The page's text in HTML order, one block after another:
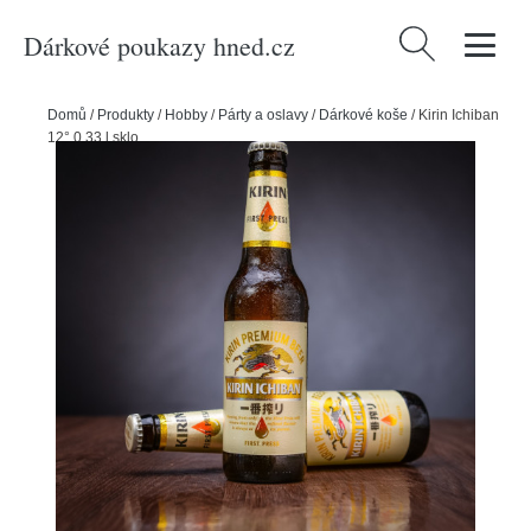
Dárkové poukazy hned.cz Vyhledávání
Domů / Produkty / Hobby / Párty a oslavy / Dárkové koše / Kirin Ichiban
12° 0,33 l sklo